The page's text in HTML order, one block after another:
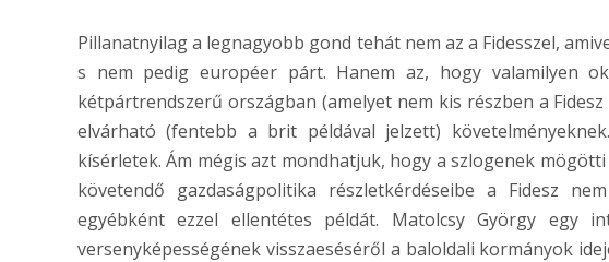
Pillanatnyilag a legnagyobb gond tehát nem az a Fidesszel,
s nem pedig européer párt. Hanem az, hogy valamilyen
kétpártrendszerű országban (amelyet nem kis részben a
elvárható (fentebb a brit példával jelzett)
kísérletek. Ám mégis azt mondhatjuk, hogy a szlogenek
követendő gazdaságpolitika részletkérdéseibe a Fidesz
egyébként ezzel ellentétes példát. Matolcsy György egy
versenyképességének visszaeséséről a baloldali kormányok